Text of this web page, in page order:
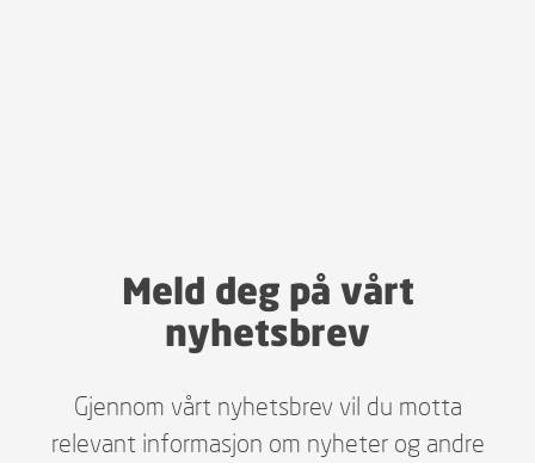
Meld deg på vårt
nyhetsbrev
Gjennom vårt nyhetsbrev vil du motta
relevant informasjon om nyheter og andre